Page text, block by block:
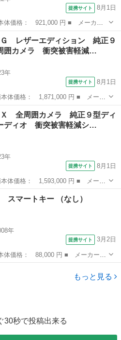
提携サイト 8月1日
ス ■ グレード名： Ｘ ナビ Ｂ
カメラ 両側スライド・片側電動
Ｇ レザーエディション 純正９
囲カメラ 衝突被害軽減…
年
提携サイト 8月1日
■ グレード名： Ｇ レザーエ
囲カメラ 衝突被害軽減システム
Ｘ 全周囲カメラ 純正９型ディ
ディオ 衝突被害軽減シ…
年
提携サイト 8月1日
■ グレード名： Ｘ 全周囲カ
ディオ 衝突被害軽減システム 禁
スマートキー （なし）
年
提携サイト 3月2日
レード名： Ｅ スマートキー
： 5D ■ ミッション： AT4速...
もっと見る
30秒で投稿出来る